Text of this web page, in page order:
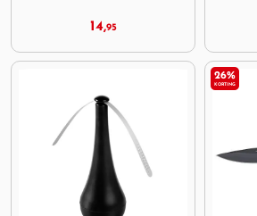
14,95
26%
KORTING